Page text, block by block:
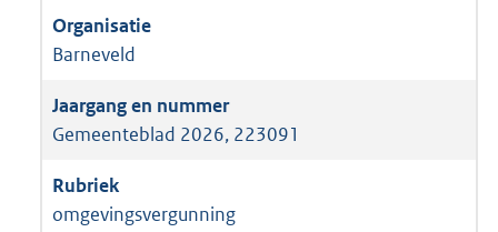
Barneveld
Gemeenteblad 2026, 223091
omgevingsvergunning